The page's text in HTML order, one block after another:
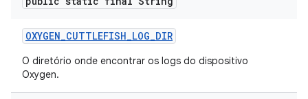
OXYGEN_CUTTLEFISH_LOG_DIR
O diretório onde encontrar os logs do dispositivo
Oxygen.